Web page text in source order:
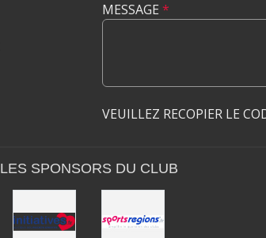
MESSAGE *
VEUILLEZ RECOPIER LE
LES SPONSORS DU CLUB